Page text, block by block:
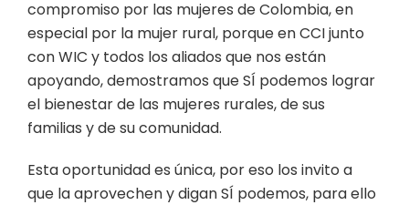
compromiso por las mujeres de Colombia, en
especial por la mujer rural, porque en CCI junto
con WIC y todos los aliados que nos están
apoyando, demostramos que SÍ podemos lograr
el bienestar de las mujeres rurales, de sus
familias y de su comunidad.
Esta oportunidad es única, por eso los invito a
que la aprovechen y digan SÍ podemos, para ello